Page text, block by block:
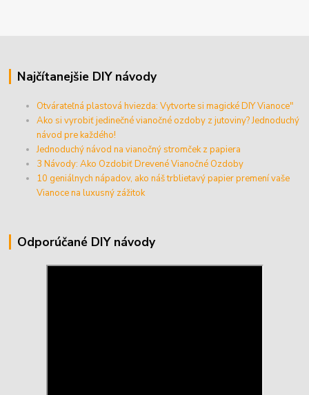
Najčítanejšie DIY návody
Otvárateľná plastová hviezda: Vytvorte si magické DIY Vianoce"
Ako si vyrobiť jedinečné vianočné ozdoby z jutoviny? Jednoduchý
návod pre každého!
Jednoduchý návod na vianočný stromček z papiera
3 Návody: Ako Ozdobiť Drevené Vianočné Ozdoby
10 geniálnych nápadov, ako náš trblietavý papier premení vaše
Vianoce na luxusný zážitok
Odporúčané DIY návody